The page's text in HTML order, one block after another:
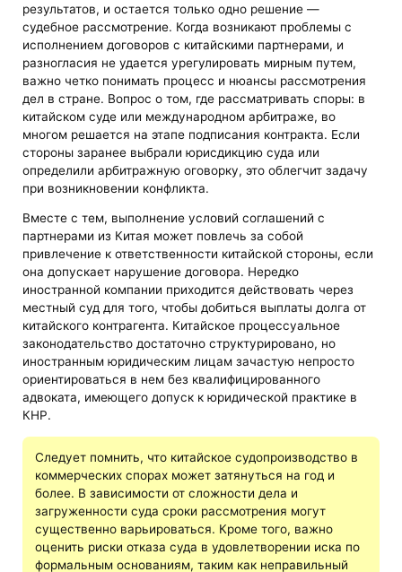
результатов, и остается только одно решение —
судебное рассмотрение. Когда возникают проблемы с
исполнением договоров с китайскими партнерами, и
разногласия не удается урегулировать мирным путем,
важно четко понимать процесс и нюансы рассмотрения
дел в стране. Вопрос о том, где рассматривать споры: в
китайском суде или международном арбитраже, во
многом решается на этапе подписания контракта. Если
стороны заранее выбрали юрисдикцию суда или
определили арбитражную оговорку, это облегчит задачу
при возникновении конфликта.
Вместе с тем, выполнение условий соглашений с
партнерами из Китая может повлечь за собой
привлечение к ответственности китайской стороны, если
она допускает нарушение договора. Нередко
иностранной компании приходится действовать через
местный суд для того, чтобы добиться выплаты долга от
китайского контрагента. Китайское процессуальное
законодательство достаточно структурировано, но
иностранным юридическим лицам зачастую непросто
ориентироваться в нем без квалифицированного
адвоката, имеющего допуск к юридической практике в
КНР.
Следует помнить, что китайское судопроизводство в
коммерческих спорах может затянуться на год и
более. В зависимости от сложности дела и
загруженности суда сроки рассмотрения могут
существенно варьироваться. Кроме того, важно
оценить риски отказа суда в удовлетворении иска по
формальным основаниям, таким как неправильный